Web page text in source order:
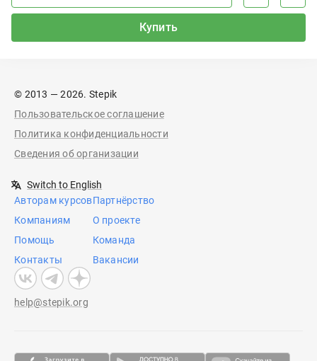
Купить
© 2013 — 2026. Stepik
Пользовательское соглашение
Политика конфиденциальности
Сведения об организации
Switch to English
Авторам курсов
Компаниям
Помощь
Контакты
Партнёрство
О проекте
Команда
Вакансии
help@stepik.org